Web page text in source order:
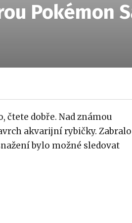
Pokémon
čtete dobře. Nad známou
akvarijní rybičky. Zabralo
bylo možné sledovat